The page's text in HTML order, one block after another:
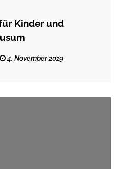
Kinder und
4. November 2019